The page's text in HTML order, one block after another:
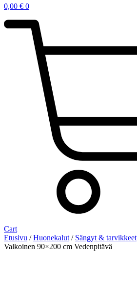
0,00 € 0
Cart
Etusivu /Huonekalut / Sängyt & tarvikkeet
Valkoinen 90×200 cm Vedenpitävä